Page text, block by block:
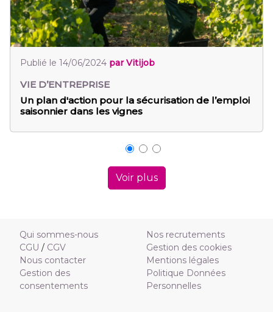
Publié le 14/06/2024par Vitijob
VIE D’ENTREPRISE
Un plan d'action pour la sécurisation de l’emploi
saisonnier dans les vignes
Voir plus
Qui sommes-nous
CGU / CGV
Nous contacter
Gestion des
consentements
Nos recrutements
Gestion des cookies
Mentions légales
Politique Données
Personnelles